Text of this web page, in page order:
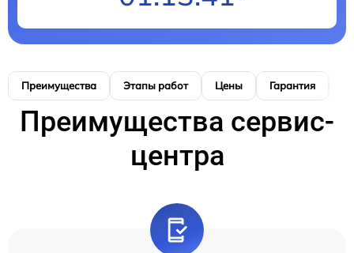
Преимущества Этапы работ Цены Гарантия
Преимущества сервис-
центра